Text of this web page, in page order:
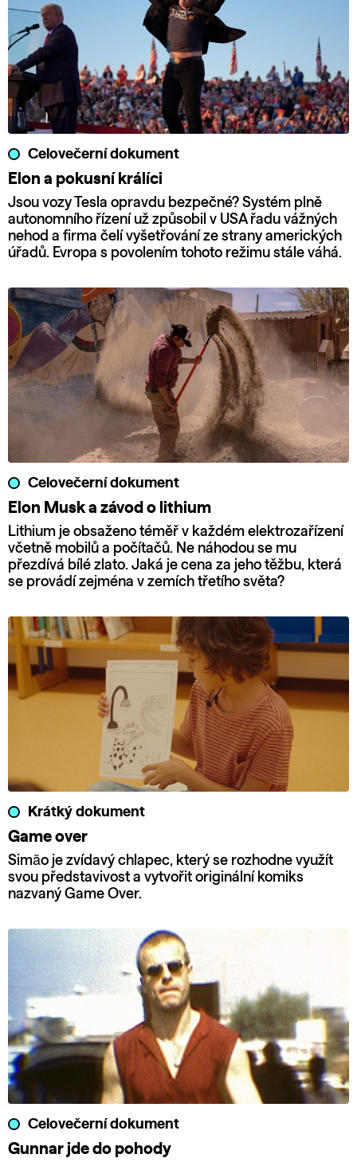
Celovečerní dokument
Elon a pokusní králíci
Jsou vozy Tesla opravdu bezpečné? Systém plně
autonomního řízení už způsobil v USA řadu vážných
nehod a firma čelí vyšetřování ze strany amerických
úřadů. Evropa s povolením tohoto režimu stále váhá.
Celovečerní dokument
Elon Musk a závod o lithium
Lithium je obsaženo téměř v každém elektrozařízení
včetně mobilů a počítačů. Ne náhodou se mu
přezdívá bílé zlato. Jaká je cena za jeho těžbu, která
se provádí zejména v zemích třetího světa?
Krátký dokument
Game over
Simão je zvídavý chlapec, který se rozhodne využít
svou představivost a vytvořit originální komiks
nazvaný Game Over.
Celovečerní dokument
Gunnar jde do pohody